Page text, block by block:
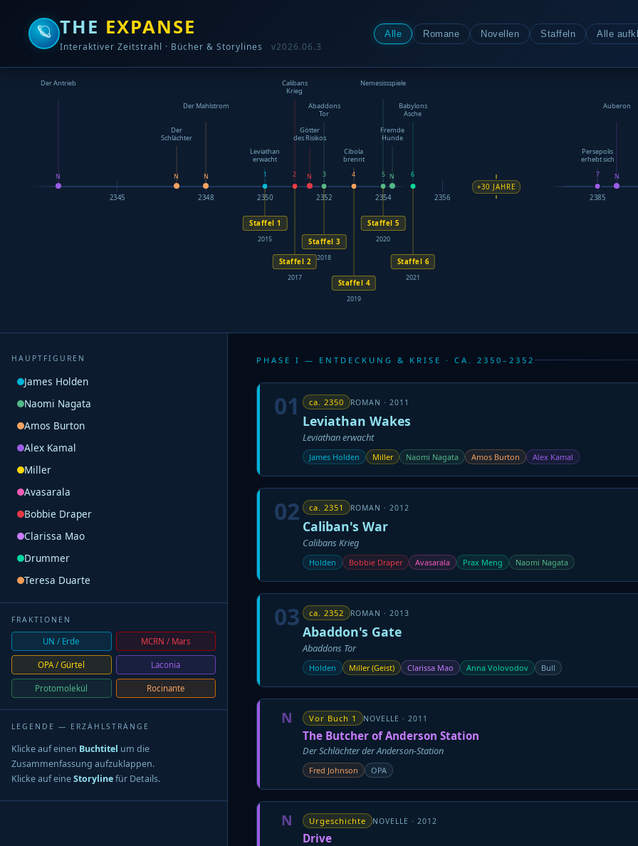
🪐 THE EXPANSE
Interaktiver Zeitstrahl · Bücher & Storylines v2026.06.3
Alle Romane Novellen Staffeln Alle
+30 JAHRE
2345
2348 2350 2352 2354 2356 2385
Der Antrieb
N
Der
Schlächter
N
Der Mahlstrom
N
Leviathan
erwacht
1
Calibans
Krieg
2
Götter
des Risikos
N
Abaddons
Tor
3
Cibola
brennt
4
Nemesissspiele
5
Fremde
Hunde
N
Babylons
Asche
6
Persepolis
erhebt sich
7
Auberon
N
Staffel 1
2015
Staffel 2
2017
Staffel 3
2018
Staffel 4
2019
Staffel 5
2020
Staffel 6
2021
HAUPTFIGUREN
James Holden
Naomi Nagata
Amos Burton
Alex Kamal
Miller
Avasarala
Bobbie Draper
Clarissa Mao
Drummer
Teresa Duarte
FRAKTIONEN
UN / Erde MCRN / Mars
OPA / Gürtel Laconia
Protomolekül Rocinante
LEGENDE — ERZÄHLSTRÄNGE
Klicke auf einen Buchtitel um die
Zusammenfassung aufzuklappen.
Klicke auf eineStorylinefür Details.
PHASE I — ENTDECKUNG & KRISE · CA. 2350–2352
01 ca. 2350 ROMAN · 2011
Leviathan Wakes
Leviathan erwacht
James Holden Miller Naomi Nagata Amos Burton Alex Kamal
02 ca. 2351 ROMAN · 2012
Caliban's War
Calibans Krieg
Holden Bobbie Draper Avasarala Prax Meng Naomi Nagata
03 ca. 2352 ROMAN · 2013
Abaddon's Gate
Abaddons Tor
Holden Miller (Geist) Clarissa Mao Anna Volovodov Bull
N Vor Buch 1 NOVELLE · 2011
The Butcher of Anderson Station
Der Schlächter der Anderson-Station
Fred Johnson OPA
N Urgeschichte NOVELLE · 2012
Drive